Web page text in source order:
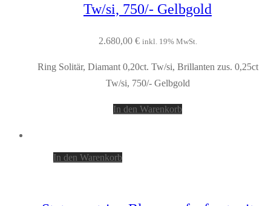
Tw/si, 750/- Gelbgold
2.680,00 € inkl. 19% MwSt.
Ring Solitär, Diamant 0,20ct. Tw/si, Brillanten zus. 0,25ct
Tw/si, 750/- Gelbgold
In den Warenkorb
In den Warenkorb